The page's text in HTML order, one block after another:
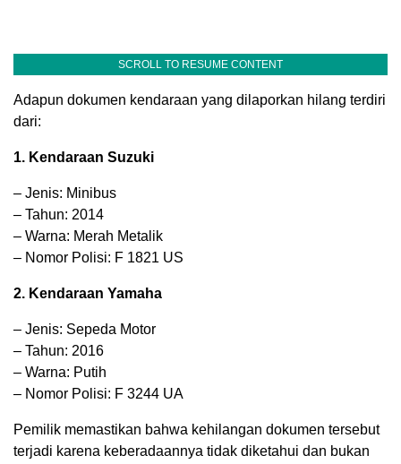
SCROLL TO RESUME CONTENT
Adapun dokumen kendaraan yang dilaporkan hilang terdiri
dari:
1. Kendaraan Suzuki
– Jenis: Minibus
– Tahun: 2014
– Warna: Merah Metalik
– Nomor Polisi: F 1821 US
2. Kendaraan Yamaha
– Jenis: Sepeda Motor
– Tahun: 2016
– Warna: Putih
– Nomor Polisi: F 3244 UA
Pemilik memastikan bahwa kehilangan dokumen tersebut
terjadi karena keberadaannya tidak diketahui dan bukan